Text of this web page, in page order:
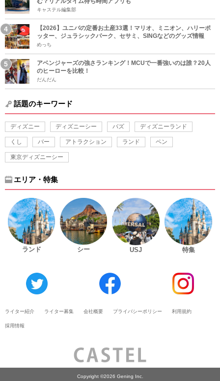
キャステル編集部
【2026】ユニバの定番お土産33選！マリオ、ミニオン、ハリーポ
ッター、ジュラシックパーク、セサミ、SINGなどのグッズ情報
めっち
アベンジャーズの強さランキング！MCUで一番強いのは誰？20人
のヒーローを比較！
だんだん
話題のキーワード
ディズニー ディズニーシー バズ ディズニーランド
くし バー アトラクション ランド ペン
東京ディズニーシー
エリア・特集
ランド シー USJ 特集
ライター紹介 ライター募集 会社概要 プライバシーポリシー 利用規約
採用情報
Copyright ©2026 Gening Inc.